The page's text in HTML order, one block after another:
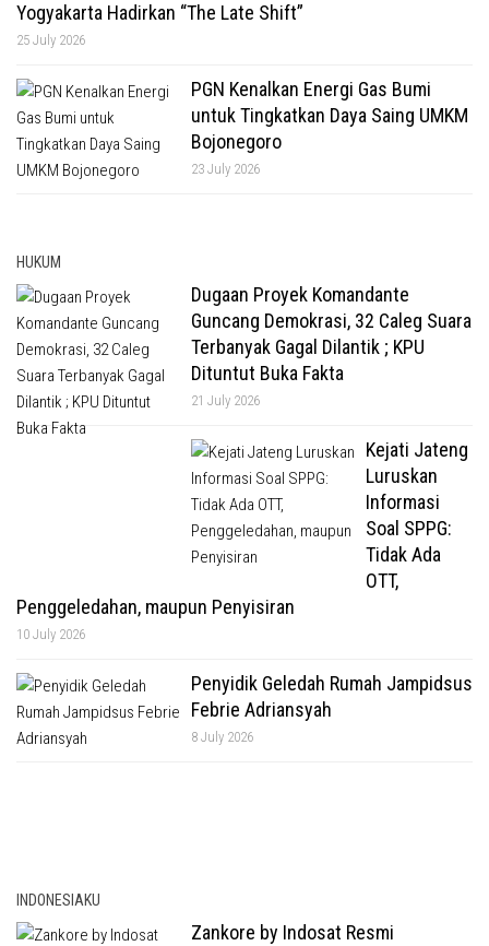
Yogyakarta Hadirkan “The Late Shift”
25 July 2026
PGN Kenalkan Energi Gas Bumi
untuk Tingkatkan Daya Saing UMKM
Bojonegoro
23 July 2026
HUKUM
Dugaan Proyek Komandante
Guncang Demokrasi, 32 Caleg Suara
Terbanyak Gagal Dilantik ; KPU
Dituntut Buka Fakta
21 July 2026
Kejati Jateng
Luruskan
Informasi
Soal SPPG:
Tidak Ada
OTT,
Penggeledahan, maupun Penyisiran
10 July 2026
Penyidik Geledah Rumah Jampidsus
Febrie Adriansyah
8 July 2026
INDONESIAKU
Zankore by Indosat Resmi